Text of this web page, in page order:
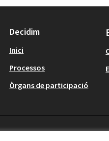
Decidim
Inici
Processos
Òrgans de participació